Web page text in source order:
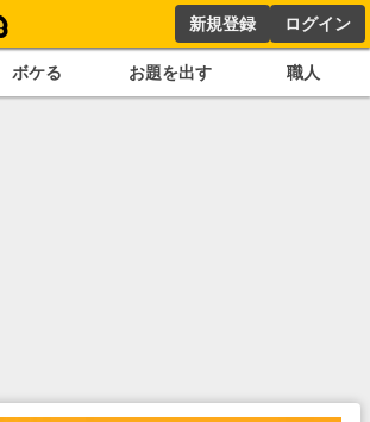
新規登録 ログイン
ボケる お題を出す 職人